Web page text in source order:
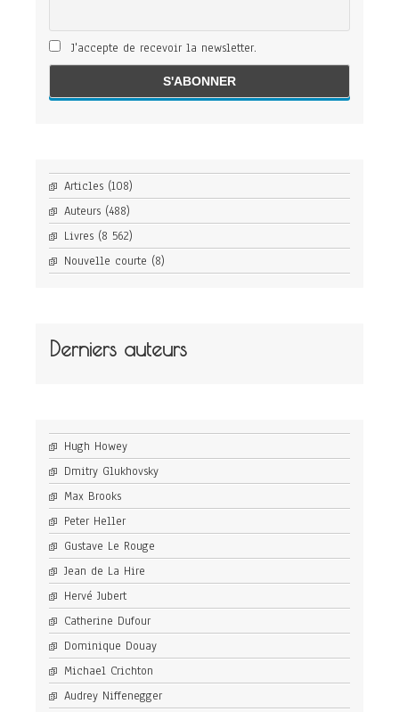
J'accepte de recevoir la newsletter.
Articles (108)
Auteurs (488)
Livres (8 562)
Nouvelle courte (8)
Derniers auteurs
Hugh Howey
Dmitry Glukhovsky
Max Brooks
Peter Heller
Gustave Le Rouge
Jean de La Hire
Hervé Jubert
Catherine Dufour
Dominique Douay
Michael Crichton
Audrey Niffenegger